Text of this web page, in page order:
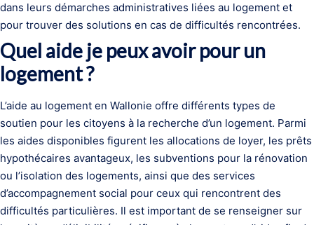
dans leurs démarches administratives liées au logement et
pour trouver des solutions en cas de difficultés rencontrées.
Quel aide je peux avoir pour un
logement ?
L’aide au logement en Wallonie offre différents types de
soutien pour les citoyens à la recherche d’un logement. Parmi
les aides disponibles figurent les allocations de loyer, les prêts
hypothécaires avantageux, les subventions pour la rénovation
ou l’isolation des logements, ainsi que des services
d’accompagnement social pour ceux qui rencontrent des
difficultés particulières. Il est important de se renseigner sur